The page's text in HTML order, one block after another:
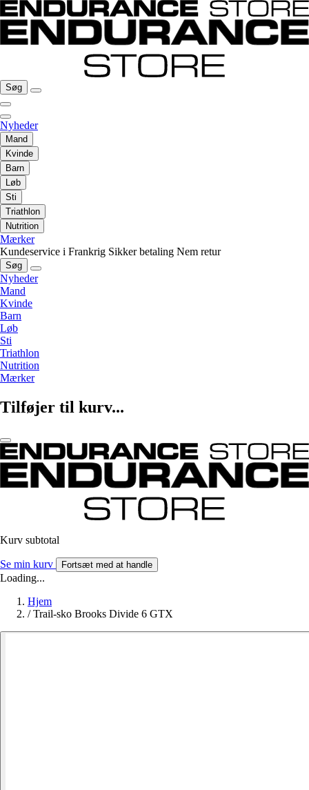
Søg
Nyheder
Mand
Kvinde
Barn
Løb
Sti
Triathlon
Nutrition
Mærker
Kundeservice i Frankrig Sikker betaling Nem retur
Søg
Nyheder
Mand
Kvinde
Barn
Løb
Sti
Triathlon
Nutrition
Mærker
Tilføjer til kurv...
Kurv subtotal
Se min kurv Fortsæt med at handle
Loading...
Hjem
/ Trail-sko Brooks Divide 6 GTX